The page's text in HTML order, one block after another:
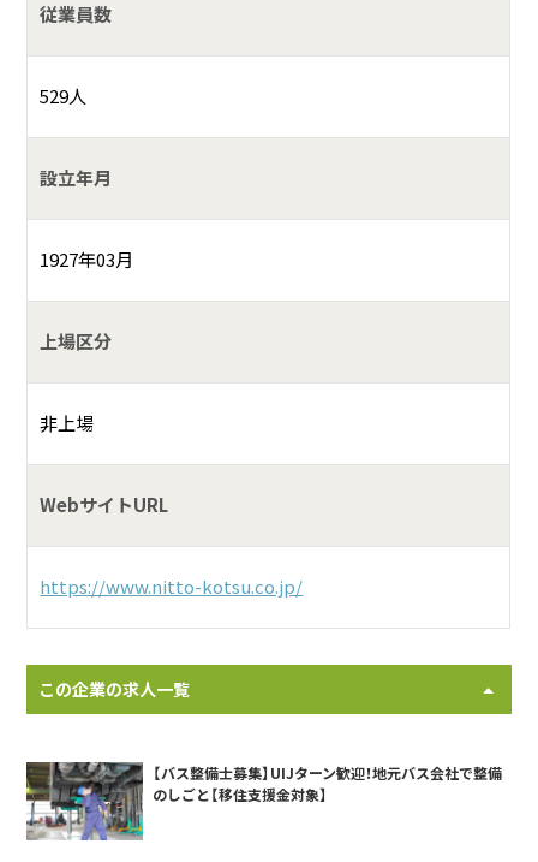
従業員数
529人
設立年月
1927年03月
上場区分
非上場
WebサイトURL
https://www.nitto-kotsu.co.jp/
この企業の求人一覧
【バス整備士募集】UIJターン歓迎！地元バス会社で整備
のしごと【移住支援金対象】